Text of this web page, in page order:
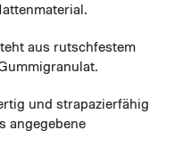
aus rutschfestem
und strapazierfähig
angegebene